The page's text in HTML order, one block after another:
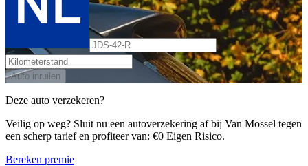
Auto inruilen
Deze auto verzekeren?
Veilig op weg? Sluit nu een autoverzekering af bij Van Mossel tegen
een scherp tarief en profiteer van: €0 Eigen Risico.
Bereken premie